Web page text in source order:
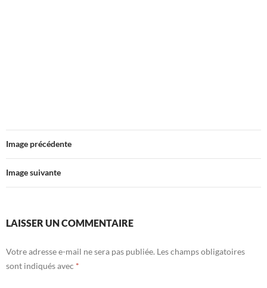
Image précédente
Image suivante
LAISSER UN COMMENTAIRE
Votre adresse e-mail ne sera pas publiée. Les champs obligatoires
sont indiqués avec *